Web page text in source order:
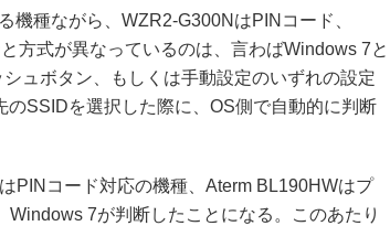
種ながら、WZR2-G300NはPINコード、
方式が異なっているのは、言わばWindows 7と
ュボタン、もしくは手動設定のいずれの設定
SSIDを選択した際に、OS側で自動的に判断
PINコード対応の機種、Aterm BL190HWはプ
7が判断したことになる。このあたり